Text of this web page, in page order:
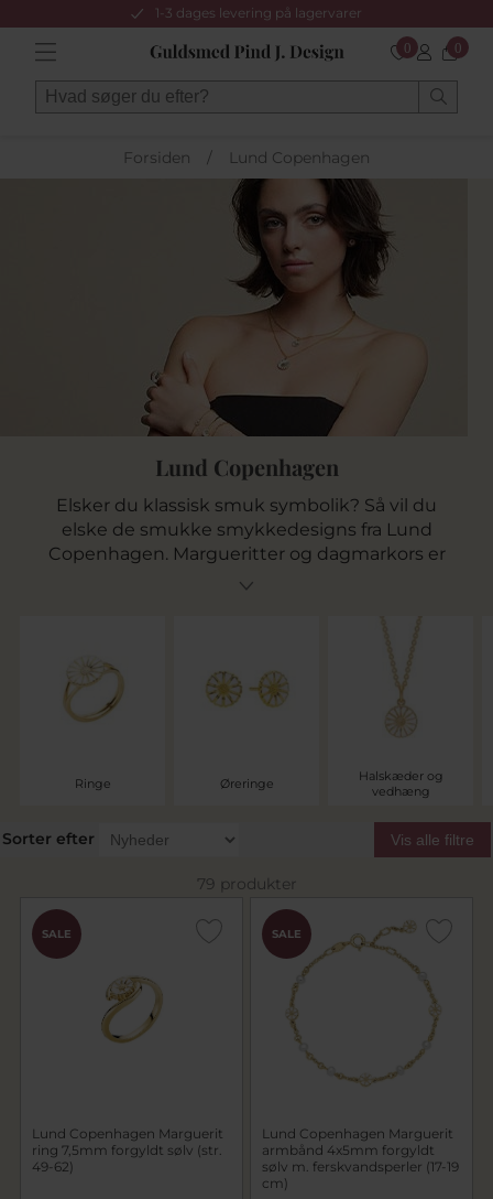
1-3 dages levering på lagervarer
0 0
Forsiden / Lund Copenhagen
Lund Copenhagen
Elsker du klassisk smuk symbolik? Så vil du
elske de smukke smykkedesigns fra Lund
Copenhagen. Margueritter og dagmarkors er
nogle af de mest populære smykker af
dele er helt naturlige og oplagte gaver til
øreringe, halskæder, armbånd og ringe. Så skal
du bruge en margueritring så er du kommet til
det helt rette sted. Se vores udvalg af smykker
Ringe Øreringe
Halskæder og
vedhæng
Sorter efter Vis alle filtre
79 produkter
SALE
Lund Copenhagen Marguerit
ring 7,5mm forgyldt sølv (str.
49-62)
SALE
Lund Copenhagen Marguerit
armbånd 4x5mm forgyldt
sølv m. ferskvandsperler (17-19
cm)